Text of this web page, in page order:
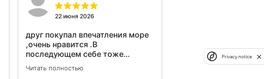
22 июня 2026
друг покупал впечатления море
,очень нравится .В
последующем себе тоже
приобрел.Реально прибавляет
мощности!
Читать полностью
Privacy notice